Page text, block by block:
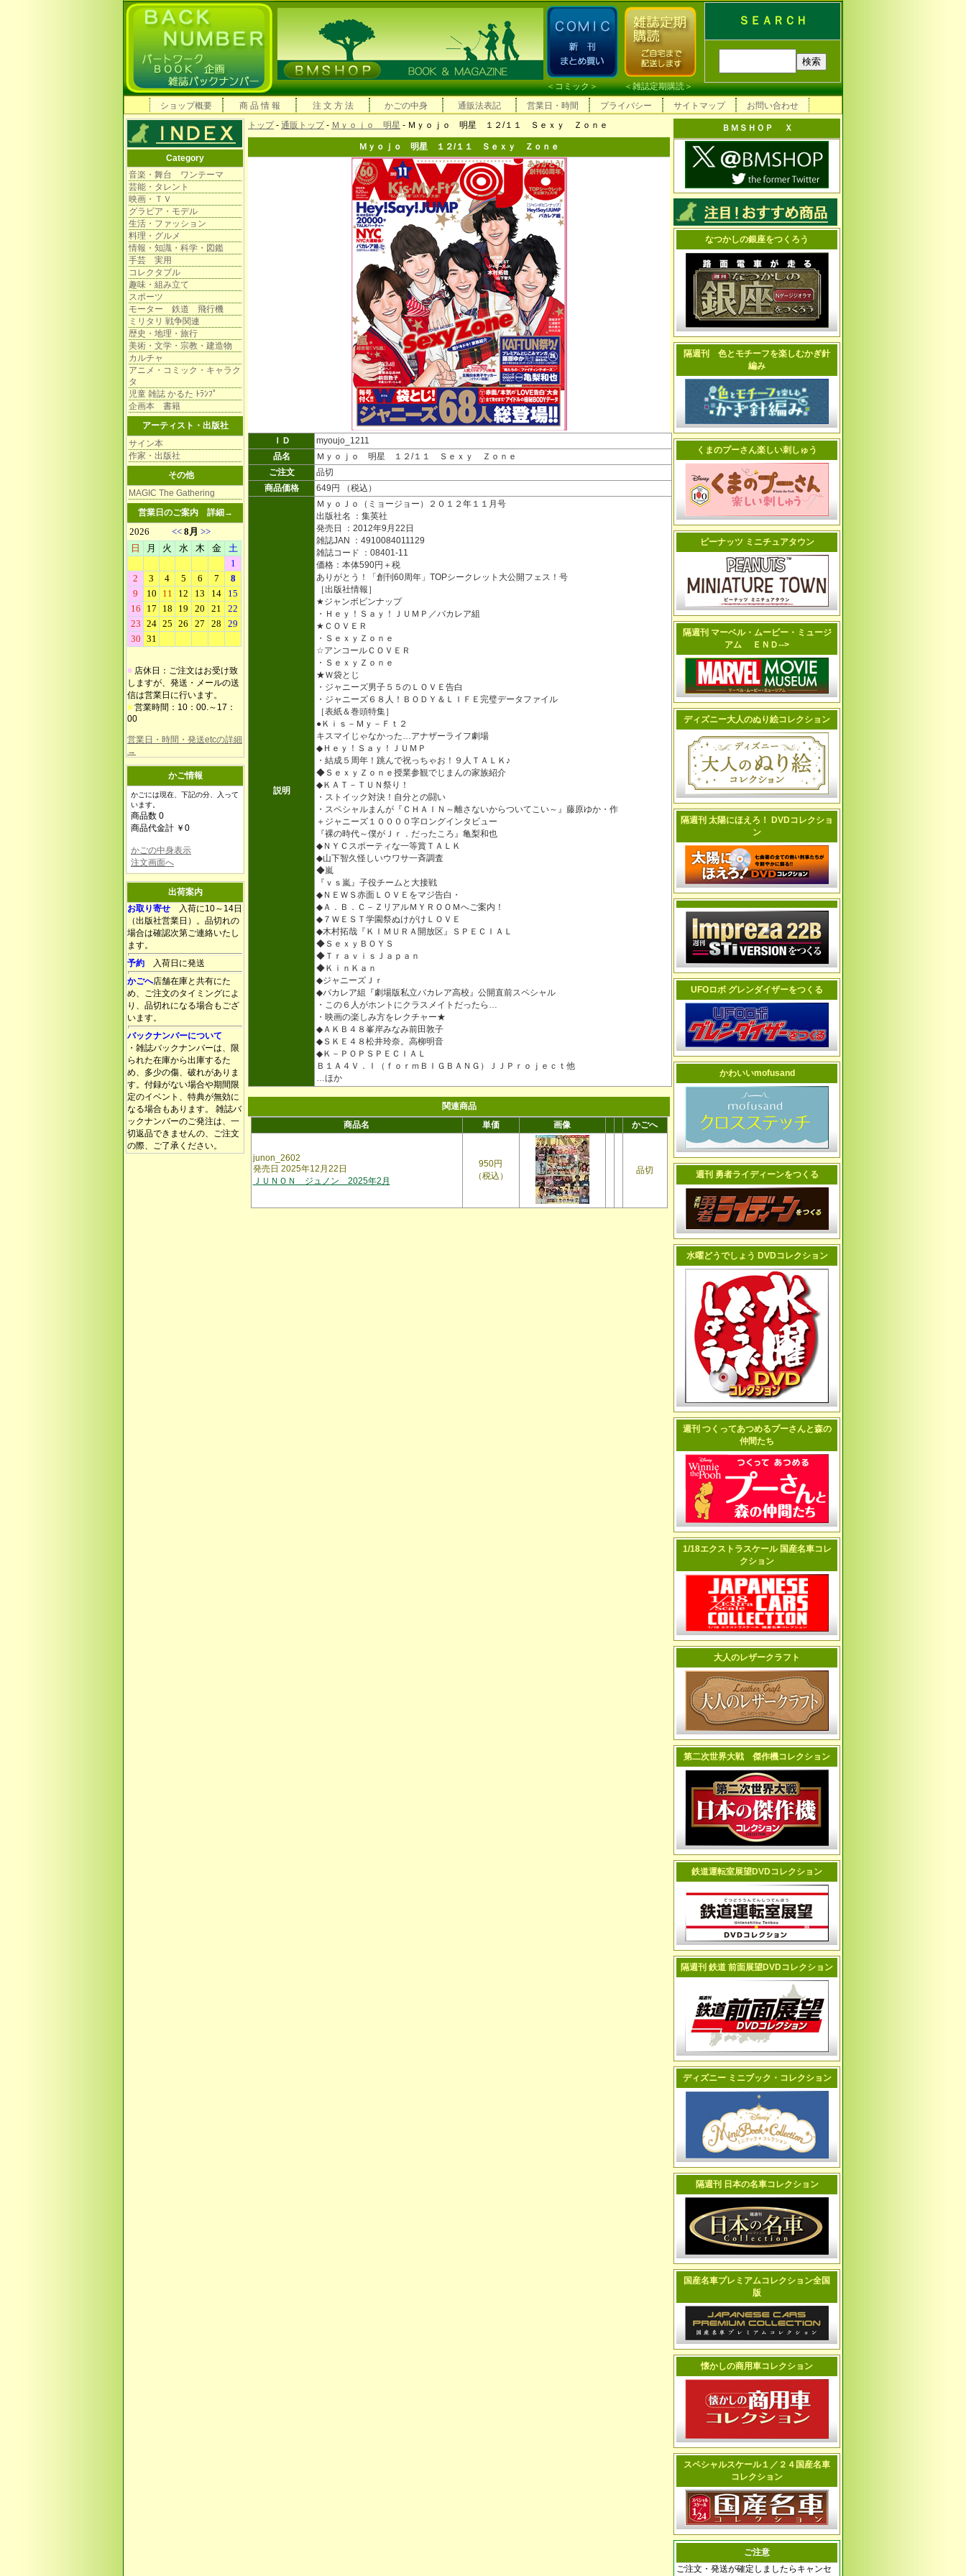
ＳＥＡＲＣＨ
＜コミック＞ ＜雑誌定期購読＞
ショップ概要
商 品 情 報 注 文 方 法 かごの中身 通販法表記 営業日・時間 プライバシー サイトマップ お問い合わせ
Category
音楽・舞台 ワンテーマ
芸能・タレント
映画・ＴＶ
グラビア・モデル
生活・ファッション
料理・グルメ
情報・知識・科学・図鑑
手芸 実用
コレクタブル
趣味・組み立て
スポーツ
モーター 鉄道 飛行機
ミリタリ 戦争関連
歴史・地理・旅行
美術・文学・宗教・建造物
カルチャ
アニメ・コミック・キャラク
タ
児童 雑誌 かるた ﾄﾗﾝﾌﾟ
企画本 書籍
アーティスト・出版社
サイン本
作家・出版社
その他
MAGIC The Gathering
営業日のご案内 詳細→
■ 店休日：ご注文はお受け致
しますが、発送・メールの送
信は営業日に行います。
■ 営業時間：10：00.～17：
00
営業日・時間・発送etcの詳細
→
かご情報
かごには現在、下記の分、入って
います。
商品数 0
商品代金計 ￥0
かごの中身表示
注文画面へ
出荷案内
お取り寄せ 入荷に10～14日
（出版社営業日）。品切れの
場合は確認次第ご連絡いたし
ます。
予約 入荷日に発送
かごへ店舗在庫と共有にた
め、ご注文のタイミングによ
り、品切れになる場合もござ
います。
バックナンバーについて
・雑誌バックナンバーは、限
られた在庫から出庫するた
め、多少の傷、破れがありま
す。付録がない場合や期間限
定のイベント、特典が無効に
なる場合もあります。 雑誌バ
ックナンバーのご発注は、一
切返品できませんの、ご注文
の際、ご了承ください。
トップ- 通販トップ- Ｍｙｏｊｏ 明星 - Ｍｙｏｊｏ 明星 １２/１１ Ｓｅｘｙ Ｚｏｎｅ
Ｍｙｏｊｏ 明星 １２/１１ Ｓｅｘｙ Ｚｏｎｅ
ＩＤ
myoujo_1211
品名
Ｍｙｏｊｏ 明星 １２/１１ Ｓｅｘｙ Ｚｏｎｅ
ご注文
品切
商品価格
649円 （税込）
説明
ＭｙｏＪｏ（ミョージョー）２０１２年１１月号
出版社名 ：集英社
発売日 ：2012年9月22日
雑誌JAN ：4910084011129
雑誌コード ：08401-11
価格：本体590円＋税
ありがとう！「創刊60周年」TOPシークレット大公開フェス！号
［出版社情報］
★ジャンボピンナップ
・Ｈｅｙ！Ｓａｙ！ＪＵＭＰ／バカレア組
★ＣＯＶＥＲ
・ＳｅｘｙＺｏｎｅ
☆アンコールＣＯＶＥＲ
・ＳｅｘｙＺｏｎｅ
★Ｗ袋とじ
・ジャニーズ男子５５のＬＯＶＥ告白
・ジャニーズ６８人！ＢＯＤＹ＆ＬＩＦＥ完璧データファイル
［表紙＆巻頭特集］
●Ｋｉｓ－Ｍｙ－Ｆｔ２
キスマイじゃなかった…アナザーライフ劇場
◆Ｈｅｙ！Ｓａｙ！ＪＵＭＰ
・結成５周年！跳んで祝っちゃお！９人ＴＡＬＫ♪
◆ＳｅｘｙＺｏｎｅ授業参観でじまんの家族紹介
◆ＫＡＴ－ＴＵＮ祭り！
・ストイック対決！自分との闘い
・スペシャルまんが『ＣＨＡＩＮ～離さないからついてこい～』藤原ゆか・作
＋ジャニーズ１００００字ロングインタビュー
『裸の時代～僕がＪｒ．だったころ』亀梨和也
◆ＮＹＣスポーティな一等賞ＴＡＬＫ
◆山下智久怪しいウワサ一斉調査
◆嵐
『ｖｓ嵐』子役チームと大接戦
◆ＮＥＷＳ赤面ＬＯＶＥをマジ告白・
◆Ａ．Ｂ．Ｃ－ＺリアルＭＹＲＯＯＭへご案内！
◆７ＷＥＳＴ学園祭ぬけがけＬＯＶＥ
◆木村拓哉『ＫＩＭＵＲＡ開放区』ＳＰＥＣＩＡＬ
◆ＳｅｘｙＢＯＹＳ
◆ＴｒａｖｉｓＪａｐａｎ
◆ＫｉｎＫａｎ
◆ジャニーズＪｒ
◆バカレア組『劇場版私立バカレア高校』公開直前スペシャル
・この６人がホントにクラスメイトだったら…
・映画の楽しみ方をレクチャー★
◆ＡＫＢ４８峯岸みなみ前田敦子
◆ＳＫＥ４８松井玲奈。高柳明音
◆Ｋ－ＰＯＰＳＰＥＣＩＡＬ
Ｂ１Ａ４Ｖ．Ｉ（ｆｏｒｍＢＩＧＢＡＮＧ）ＪＪＰｒｏｊｅｃｔ他
…ほか
関連商品
商品名
単価 画像 かごへ
junon_2602
発売日 2025年12月22日
ＪＵＮＯＮ ジュノン 2025年2月
950円
（税込）
品切
ＢＭＳＨＯＰ Ｘ
なつかしの銀座をつくろう
隔週刊 色とモチーフを楽しむかぎ針
編み
くまのプーさん楽しい刺しゅう
ピーナッツ ミニチュアタウン
隔週刊 マーベル・ムービー・ミュージ
アム ＥＮＤ-->
ディズニー大人のぬり絵コレクション
隔週刊 太陽にほえろ！ DVDコレクショ
ン
UFOロボ グレンダイザーをつくる
かわいいmofusand
週刊 勇者ライディーンをつくる
水曜どうでしょう DVDコレクション
週刊 つくってあつめるプーさんと森の
仲間たち
1/18エクストラスケール 国産名車コレ
クション
大人のレザークラフト
第二次世界大戦 傑作機コレクション
鉄道運転室展望DVDコレクション
隔週刊 鉄道 前面展望DVDコレクション
ディズニー ミニブック・コレクション
隔週刊 日本の名車コレクション
国産名車プレミアムコレクション全国
版
懐かしの商用車コレクション
スペシャルスケール１／２４国産名車
コレクション
ご注意
ご注文・発送が確定しましたらキャンセ